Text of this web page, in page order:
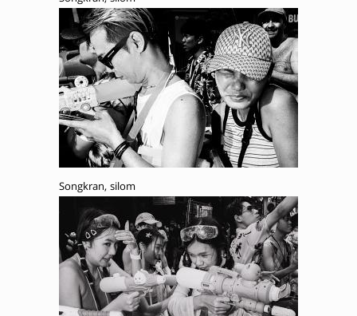
Songkran, silom